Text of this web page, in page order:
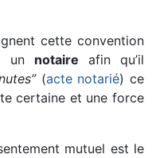
cette convention
un notaire afin qu’il
(acte notarié) ce
certaine et une force
mutuel est le